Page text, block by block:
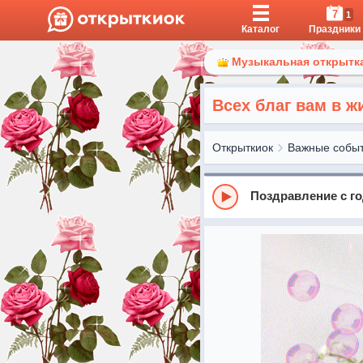
Каталог
7 1
Праздники
Музыкальная
Всех благ вам в
Открыткиок Важные
Поздравление с